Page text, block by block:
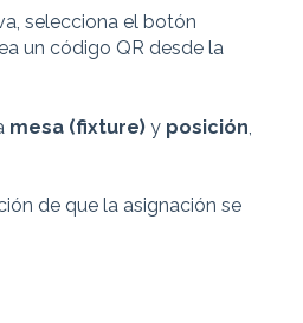
selecciona el botón
un código QR desde la
mesa (fixture) y posición
de que la asignación se